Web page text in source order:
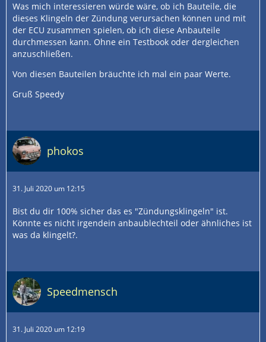
Was mich interessieren würde wäre, ob ich Bauteile, die
dieses Klingeln der Zündung verursachen können und mit
der ECU zusammen spielen, ob ich diese Anbauteile
durchmessen kann. Ohne ein Testbook oder dergleichen
anzuschließen.
Von diesen Bauteilen bräuchte ich mal ein paar Werte.
Gruß Speedy
phokos
31. Juli 2020 um 12:15
Bist du dir 100% sicher das es "Zündungsklingeln" ist.
Könnte es nicht irgendein anbaublechteil oder ähnliches ist
was da klingelt?.
Speedmensch
31. Juli 2020 um 12:19